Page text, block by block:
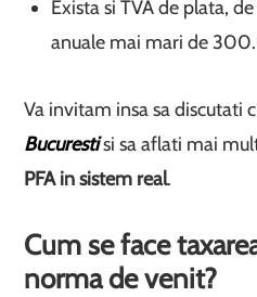
Exista si TVA de plata,
anuale mai mari de
Va invitam insa sa discutati
Bucurestisi sa aflati mai
PFA in sistem real.
Cum se face
norma de venit?